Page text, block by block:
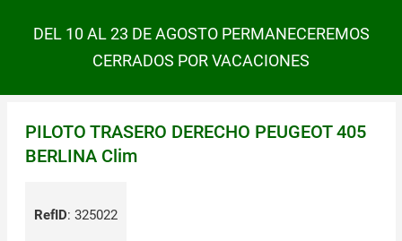
DEL 10 AL 23 DE AGOSTO PERMANECEREMOS
CERRADOS POR VACACIONES
PILOTO TRASERO DERECHO PEUGEOT 405
BERLINA Clim
RefID: 325022